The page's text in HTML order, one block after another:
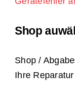
Shop
Shop /
Ihre